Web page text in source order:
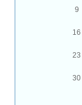
9
16
23
30